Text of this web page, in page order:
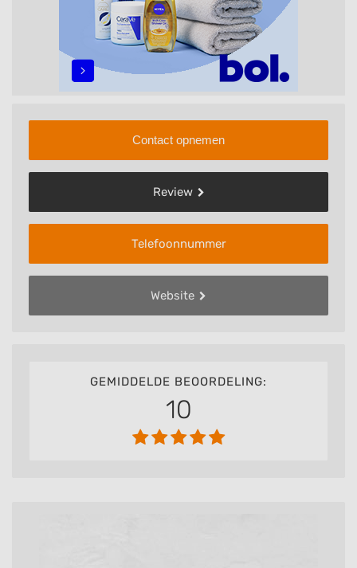
Contact opnemen
Review
Telefoonnummer
Website
GEMIDDELDE BEOORDELING:
10